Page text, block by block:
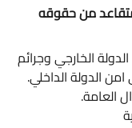
من حقوقه
الخارجي وجرائم
الدولة الداخلي.
العامة.